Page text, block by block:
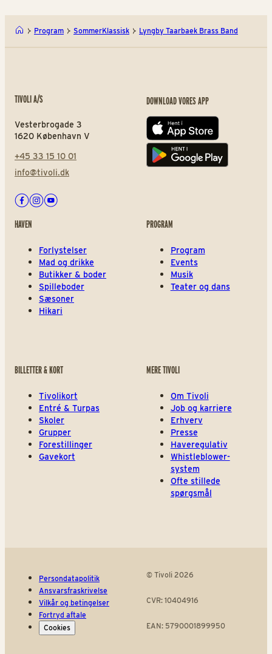
Program SommerKlassisk Lyngby Taarbaek Brass Band
TIVOLI A/S
Vesterbrogade 3
1620 København V
+45 33 15 10 01
info@tivoli.dk
Facebook
Instagram
Youtube
DOWNLOAD VORES APP
App store
Play store
HAVEN
Forlystelser
Mad og drikke
Butikker & boder
Spilleboder
Sæsoner
Hikari
PROGRAM
Program
Events
Musik
Teater og dans
BILLETTER & KORT
Tivolikort
Entré & Turpas
Skoler
Grupper
Forestillinger
Gavekort
MERE TIVOLI
Om Tivoli
Job og karriere
Erhverv
Presse
Haveregulativ
Whistleblower-
system
Ofte stillede
spørgsmål
Persondatapolitik
Ansvarsfraskrivelse
Vilkår og betingelser
Fortryd aftale
Cookies
© Tivoli 2026
CVR: 10404916
EAN: 5790001899950